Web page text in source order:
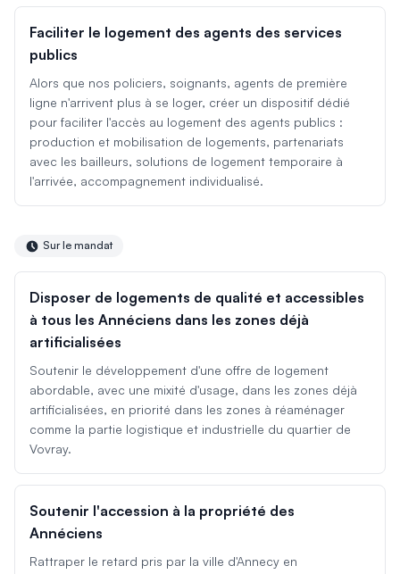
Faciliter le logement des agents des services
publics
Alors que nos policiers, soignants, agents de première
ligne n'arrivent plus à se loger, créer un dispositif dédié
pour faciliter l'accès au logement des agents publics :
production et mobilisation de logements, partenariats
avec les bailleurs, solutions de logement temporaire à
l'arrivée, accompagnement individualisé.
Sur le mandat
Disposer de logements de qualité et accessibles
à tous les Annéciens dans les zones déjà
artificialisées
Soutenir le développement d'une offre de logement
abordable, avec une mixité d'usage, dans les zones déjà
artificialisées, en priorité dans les zones à réaménager
comme la partie logistique et industrielle du quartier de
Vovray.
Soutenir l'accession à la propriété des
Annéciens
Rattraper le retard pris par la ville d'Annecy en